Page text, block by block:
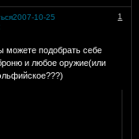
1
2007-10-25
можете подобрать себе
и любое оружие(или